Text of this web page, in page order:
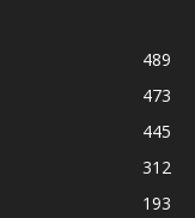
489
473
445
312
193